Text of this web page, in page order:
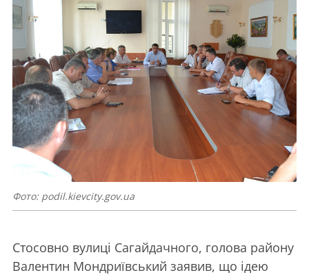
Фото: podil.kievcity.gov.ua
Стосовно вулиці Сагайдачного, голова району
Валентин Мондриївський заявив, що ідею